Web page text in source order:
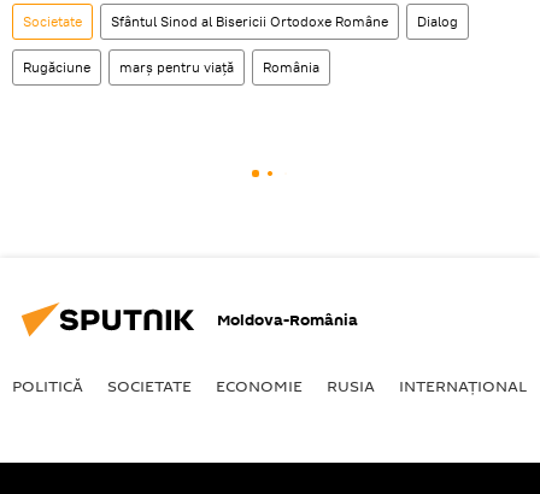
Societate Sfântul Sinod al Bisericii Ortodoxe Române Dialog
Rugăciune marș pentru viață România
Moldova-România
POLITICĂ SOCIETATE ECONOMIE RUSIA INTERNAŢIONAL